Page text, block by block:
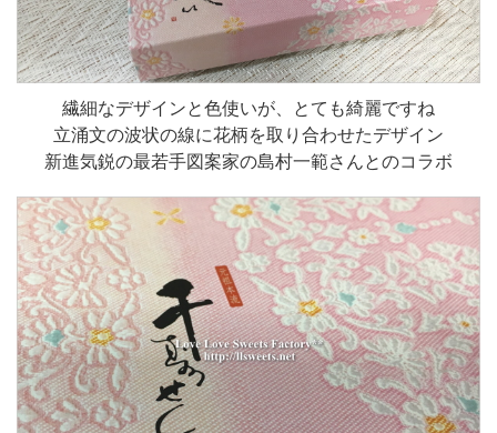
繊細なデザインと色使いが、とても綺麗ですね
立涌文の波状の線に花柄を取り合わせたデザイン
新進気鋭の最若手図案家の島村一範さんとのコラボ